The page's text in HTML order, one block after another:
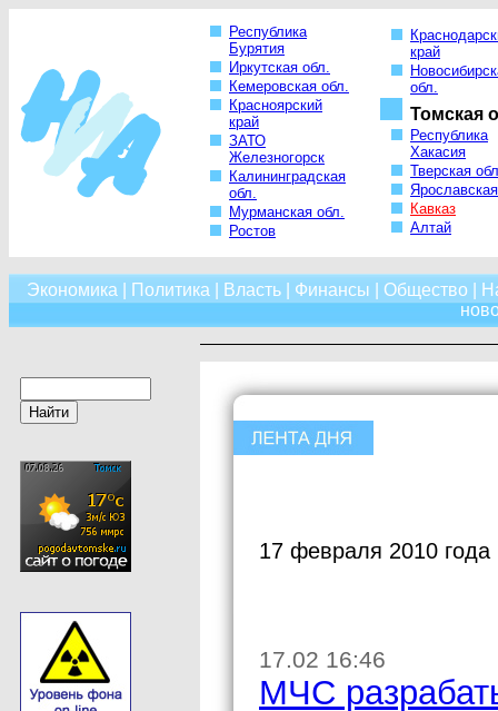
Республика
Бурятия
Иркутская обл.
Кемеровская обл.
Красноярский
край
ЗАТО
Железногорск
Калининградская
обл.
Мурманская обл.
Ростов
край
обл.
Томская
Республика
Хакасия
Тверская
Кавказ
Алтай
Экономика Политика Власть| Финансы Общество
17 февраля 2010 года
17.02 16:46
МЧС